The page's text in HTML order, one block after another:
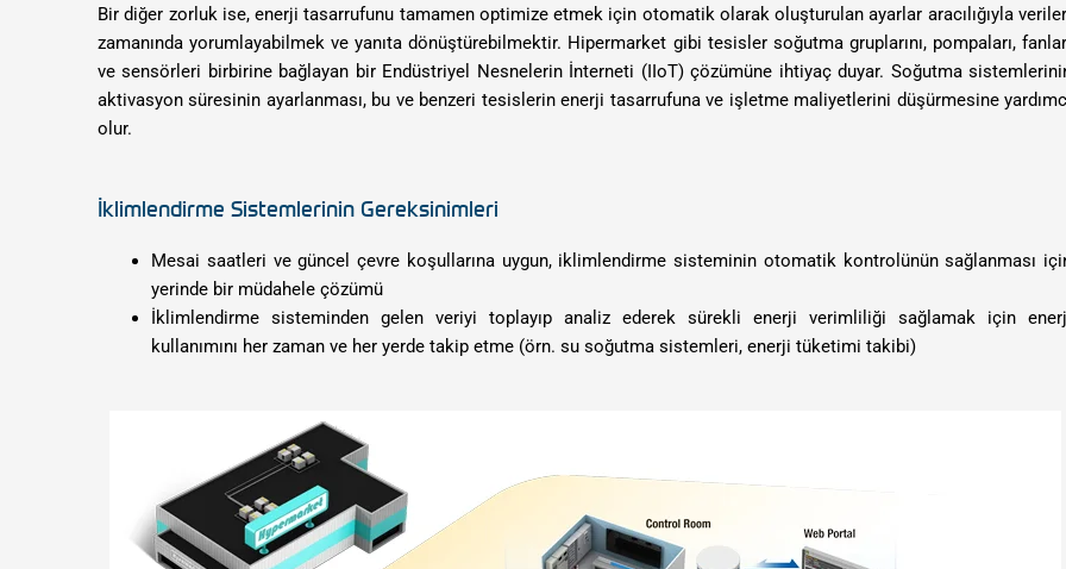
Bir diğer zorluk ise, enerji tasarrufunu tamamen optimize etmek için otomatik olarak oluşturulan ayarlar aracılığıyla
zamanında yorumlayabilmek ve yanıta dönüştürebilmektir. Hipermarket gibi tesisler soğutma gruplarını, pompaları,
ve sensörleri birbirine bağlayan bir Endüstriyel Nesnelerin İnterneti (IIoT) çözümüne ihtiyaç duyar. Soğutma
aktivasyon süresinin ayarlanması, bu ve benzeri tesislerin enerji tasarrufuna ve işletme maliyetlerini düşürmesine
olur.
İklimlendirme Sistemlerinin Gereksinimleri
Mesai saatleri ve güncel çevre koşullarına uygun, iklimlendirme sisteminin otomatik kontrolünün sağlanması
yerinde bir müdahele çözümü
İklimlendirme sisteminden gelen veriyi toplayıp analiz ederek sürekli enerji verimliliği sağlamak için
kullanımını her zaman ve her yerde takip etme (örn. su soğutma sistemleri, enerji tüketimi takibi)